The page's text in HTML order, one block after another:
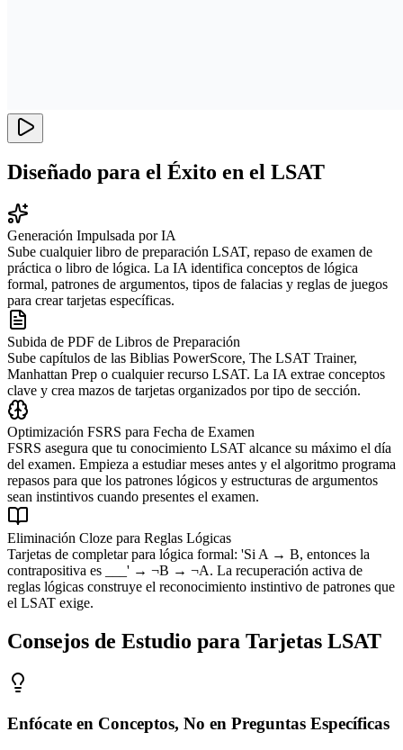
Diseñado para el Éxito en el LSAT
Generación Impulsada por IA
Sube cualquier libro de preparación LSAT, repaso de examen de
práctica o libro de lógica. La IA identifica conceptos de lógica
formal, patrones de argumentos, tipos de falacias y reglas de juegos
para crear tarjetas específicas.
Subida de PDF de Libros de Preparación
Sube capítulos de las Biblias PowerScore, The LSAT Trainer,
Manhattan Prep o cualquier recurso LSAT. La IA extrae conceptos
clave y crea mazos de tarjetas organizados por tipo de sección.
Optimización FSRS para Fecha de Examen
FSRS asegura que tu conocimiento LSAT alcance su máximo el día
del examen. Empieza a estudiar meses antes y el algoritmo programa
repasos para que los patrones lógicos y estructuras de argumentos
sean instintivos cuando presentes el examen.
Eliminación Cloze para Reglas Lógicas
Tarjetas de completar para lógica formal: 'Si A → B, entonces la
contrapositiva es ___' → ¬B → ¬A. La recuperación activa de
reglas lógicas construye el reconocimiento instintivo de patrones que
el LSAT exige.
Consejos de Estudio para Tarjetas LSAT
Enfócate en Conceptos, No en Preguntas Específicas